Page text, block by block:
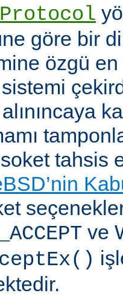
Protocol
göre bir
özgü
sistemi
tahsis
ve